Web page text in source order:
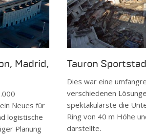
Madrid,
Neues für
logistische
Planung
Tauron
Dies war eine
verschiedenen
spektakulärste die
Ring von 40 m Höhe
darstellte.